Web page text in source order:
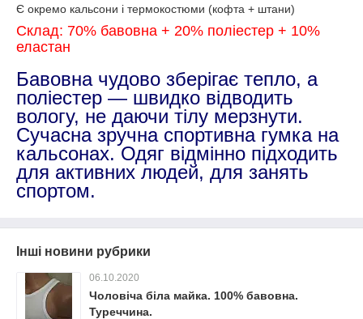
Є окремо кальсони і термокостюми (кофта + штани)
Склад: 70% бавовна + 20% поліестер + 10%
еластан
Бавовна чудово зберігає тепло, а
поліестер ― швидко відводить
вологу, не даючи тілу мерзнути.
Сучасна зручна спортивна гумка на
кальсонах. Одяг відмінно підходить
для активних людей, для занять
спортом.
Інші новини рубрики
06.10.2020
Чоловіча біла майка. 100% бавовна.
Туреччина.